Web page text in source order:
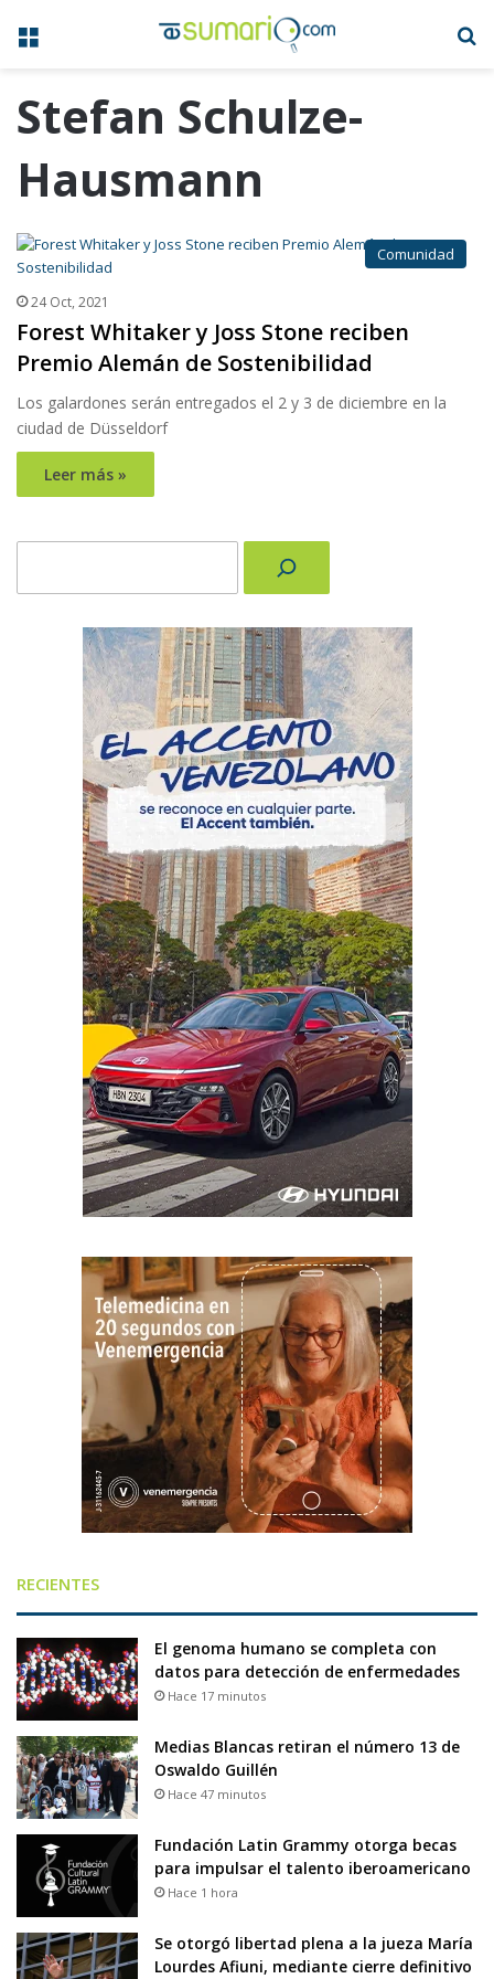
Menú
Stefan Schulze-
Hausmann
Comunidad
24 Oct, 2021
Forest Whitaker y Joss Stone reciben
Premio Alemán de Sostenibilidad
Los galardones serán entregados el 2 y 3 de diciembre en la
ciudad de Düsseldorf
Leer más »
RECIENTES
El genoma humano se completa con
datos para detección de enfermedades
Hace 17 minutos
Medias Blancas retiran el número 13 de
Oswaldo Guillén
Hace 47 minutos
Fundación Latin Grammy otorga becas
para impulsar el talento iberoamericano
Hace 1 hora
Se otorgó libertad plena a la jueza María
Lourdes Afiuni, mediante cierre definitivo